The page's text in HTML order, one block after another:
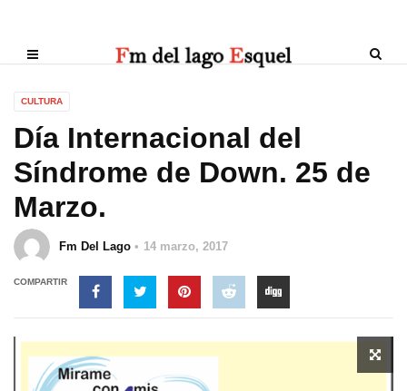
CULTURA
Día Internacional del
Síndrome de Down. 25 de
Marzo.
Fm Del Lago 14 marzo, 2017
COMPARTIR